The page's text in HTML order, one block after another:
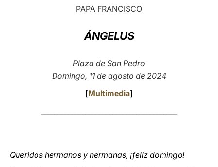
PAPA FRANCISCO
ÁNGELUS
Plaza de San Pedro
Domingo, 11 de agosto de 2024
[Multimedia]
Queridos hermanos y hermanas, ¡feliz domingo!